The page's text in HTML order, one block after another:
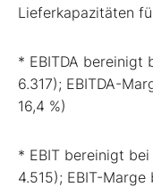
Lieferkapazitäten
* EBITDA bereinigt
6.317); EBITDA-
16,4 %)
* EBIT bereinigt bei
4.515); EBIT-